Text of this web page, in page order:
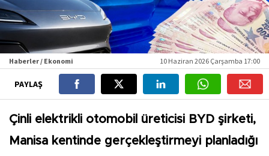
Haberler / Ekonomi 10 Haziran 2026 Çarşamba 17:00
PAYLAŞ
Çinli elektrikli otomobil üreticisi BYD şirketi,
Manisa kentinde gerçekleştirmeyi planladığı